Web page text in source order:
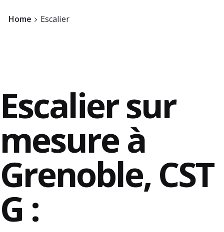
Contact
Home Escalier
Escalier sur
mesure à
Grenoble, CST
G :